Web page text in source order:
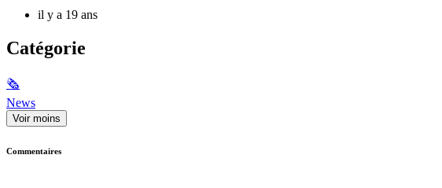
il y a 19 ans
Catégorie
🗞
News
Voir moins
Commentaires